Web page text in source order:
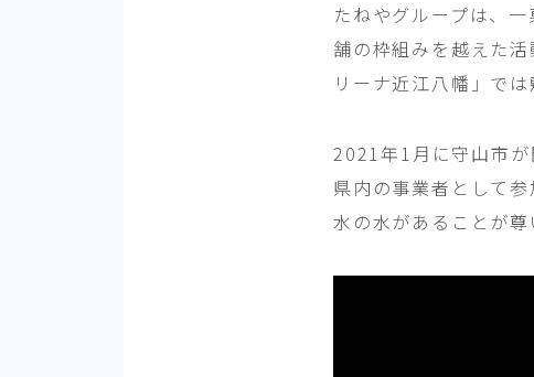
たねやグループは、
舗の枠組みを越えた
リーナ近江八幡」で
2021年1月に守山市
県内の事業者として
水の水があることが尊